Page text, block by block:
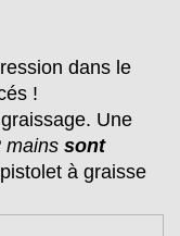
dans le
!
Une
mains sont
à graisse